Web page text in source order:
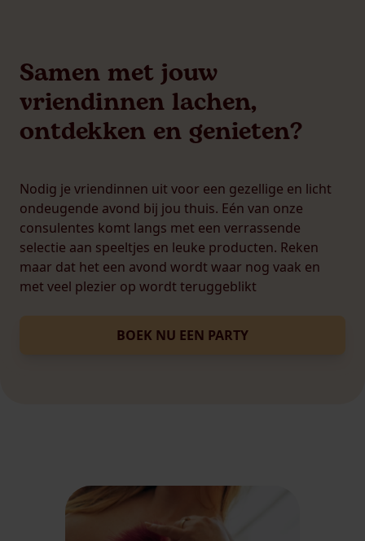
Samen met jouw
vriendinnen lachen,
ontdekken en genieten?
Nodig je vriendinnen uit voor een gezellige en licht
ondeugende avond bij jou thuis. Eén van onze
consulentes komt langs met een verrassende
selectie aan speeltjes en leuke producten. Reken
maar dat het een avond wordt waar nog vaak en
met veel plezier op wordt teruggeblikt
BOEK NU EEN PARTY